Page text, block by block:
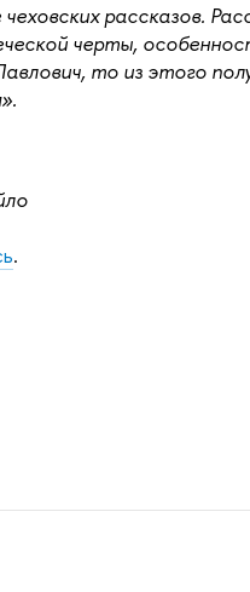
рассказов.
черты,
то из этого
.